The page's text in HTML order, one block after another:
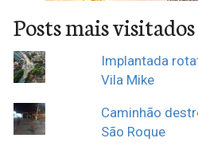
Posts mais visitados
Implantada
Vila Mike
Caminhão
São Roque